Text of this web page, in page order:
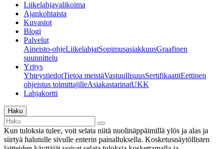
Liikelahjavalikoima
Ajankohtaista
Kuvastot
Blogi
Palvelut
Aineisto-ohjeLiikelahjatSopimusasiakkuusGraafinen
suunnittelu
Yritys
YhteystiedotTietoa meistäVastuullisuusSertifikaatitEettinen
ohjeistus toimittajilleAsiakastarinatUKK
Lahjakortti
Haku
Kun tuloksia tulee, voit selata niitä nuolinäppäimillä ylös ja alas ja
siirtyä halutulle sivulle enterin painalluksella. Kosketusnäytöllisten